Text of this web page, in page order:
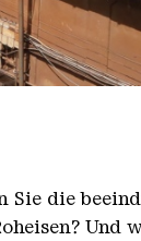
Sie die
Und